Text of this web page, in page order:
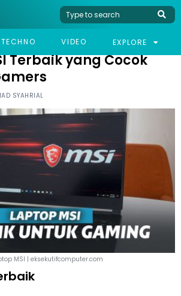
TECHNO VIDEO EXPLORE
MSI TERBAIK YANG COCOK BUAT PARA GAMERS
Terbaik yang Cocok
SYAHRIAL
MSI | eksekutifcomputer.com